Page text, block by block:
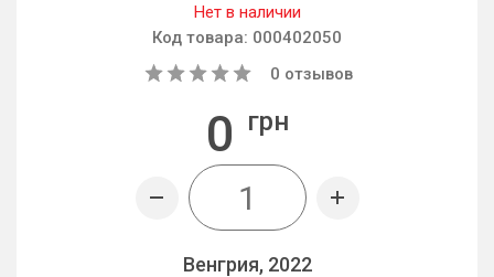
Нет в наличии
Код товара: 000402050
0 отзывов
0 грн
Венгрия, 2022